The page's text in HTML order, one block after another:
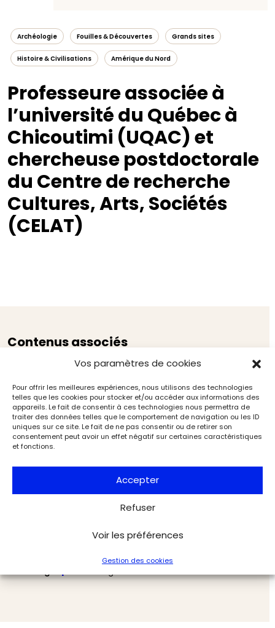
Vos paramètres de cookies
Pour offrir les meilleures expériences, nous utilisons des technologies
telles que les cookies pour stocker et/ou accéder aux informations des
appareils. Le fait de consentir à ces technologies nous permettra de
traiter des données telles que le comportement de navigation ou les ID
uniques sur ce site. Le fait de ne pas consentir ou de retirer son
consentement peut avoir un effet négatif sur certaines caractéristiques
et fonctions.
Accepter
Refuser
Voir les préférences
Gestion des cookies
Archéologie Fouilles & Découvertes Grands sites
Histoire & Civilisations Amérique du Nord
Professeure associée à
l’université du Québec à
Chicoutimi (UQAC) et
chercheuse postdoctorale
du Centre de recherche
Cultures, Arts, Sociétés
(CELAT)
Contenus associés
L’archéologie du feu : une discipline en plein essor
Archéologie Archéologia